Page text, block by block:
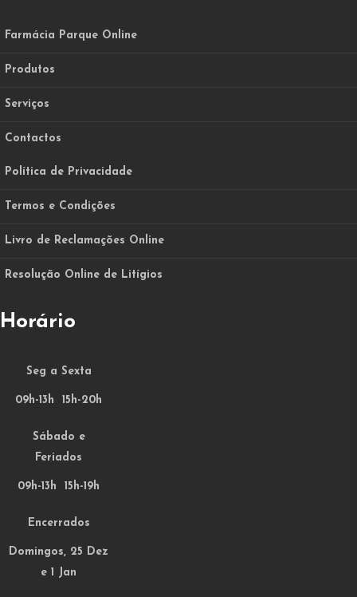
Farmácia Parque Online
Produtos
Serviços
Contactos
Política de Privacidade
Termos e Condições
Livro de Reclamações Online
Resolução Online de Litígios
Horário
Seg a Sexta
09h-13h 15h-20h
Sábado e
Feriados
09h-13h 15h-19h
Encerrados
Domingos, 25 Dez
e 1 Jan